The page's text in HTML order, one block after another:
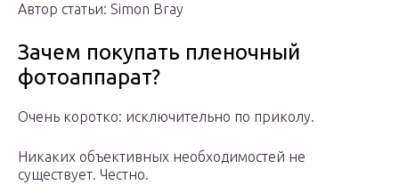
Автор статьи: Simon Bray
Зачем покупать пленочный
фотоаппарат?
Очень коротко: исключительно по приколу.
Никаких объективных необходимостей не
существует. Честно.